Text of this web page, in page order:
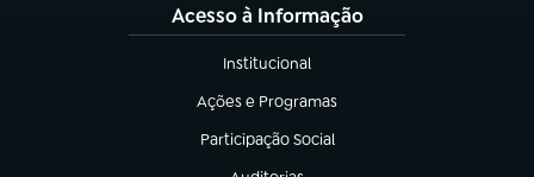
Acesso à Informação
Institucional
(abre em nova aba)
Ações e Programas
(abre em nova aba)
Participação Social
(abre em nova aba)